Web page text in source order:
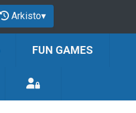
Arkisto▾
FUN GAMES